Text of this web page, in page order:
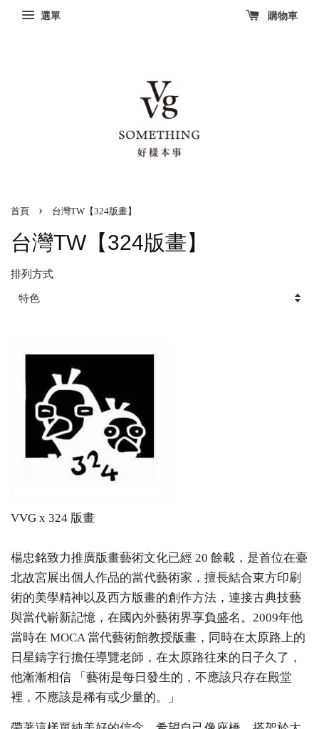
選單 購物車
首頁 › 台灣TW【324版畫】
台灣TW【324版畫】
排列方式
VVG x 324 版畫
楊忠銘致力推廣版畫藝術文化已經 20 餘載，是首位在臺
北故宮展出個人作品的當代藝術家，擅長結合東方印刷
術的美學精神以及西方版畫的創作方法，連接古典技藝
與當代嶄新記憶，在國內外藝術界享負盛名。2009年他
當時在 MOCA 當代藝術館教授版畫，同時在太原路上的
日星鑄字行擔任導覽老師，在太原路往來的日子久了，
他漸漸相信 「藝術是每日發生的，不應該只存在殿堂
裡，不應該是稀有或少量的。」